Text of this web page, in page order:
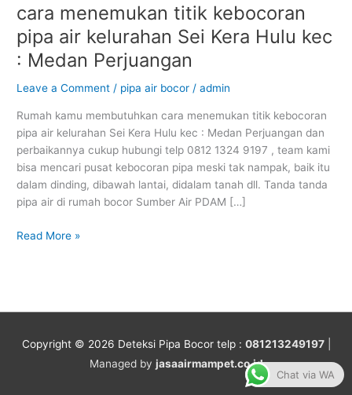
cara menemukan titik kebocoran
pipa air kelurahan Sei Kera Hulu kec
: Medan Perjuangan
Leave a Comment / pipa air bocor /admin
Rumah kamu membutuhkan cara menemukan titik kebocoran
pipa air kelurahan Sei Kera Hulu kec : Medan Perjuangan dan
perbaikannya cukup hubungi telp 0812 1324 9197 , team kami
bisa mencari pusat kebocoran pipa meski tak nampak, baik itu
dalam dinding, dibawah lantai, didalam tanah dll. Tanda tanda
pipa air di rumah bocor Sumber Air PDAM […]
cara
menemukan
titik
kebocoran
air
kelurahan
Sei
Kera
Hulu
kec
:
Perjuangan
Read More »
Copyright © 2026 Deteksi Pipa Bocortelp : 081213249197|
Managed by jasaairmampet.co.id
Chat via WA